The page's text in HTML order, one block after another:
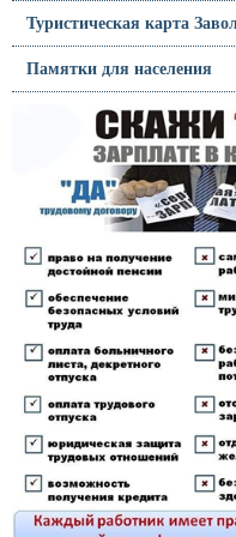
Туристическая карта
Памятки для населения